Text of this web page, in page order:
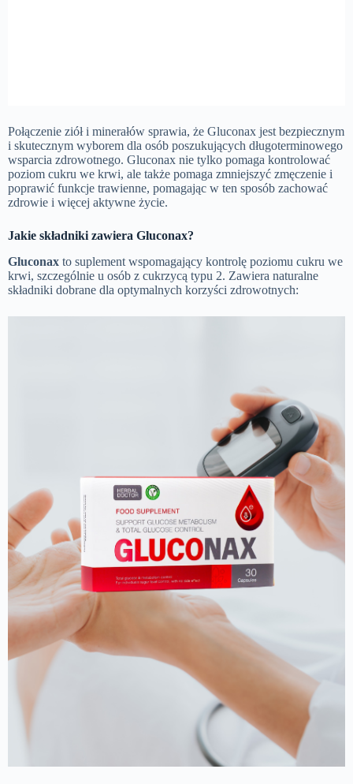
Połączenie ziół i minerałów sprawia, że ​​Gluconax jest bezpiecznym
i skutecznym wyborem dla osób poszukujących długoterminowego
wsparcia zdrowotnego. Gluconax nie tylko pomaga kontrolować
poziom cukru we krwi, ale także pomaga zmniejszyć zmęczenie i
poprawić funkcje trawienne, pomagając w ten sposób zachować
zdrowie i więcej aktywne życie.
Jakie składniki zawiera Gluconax?
Gluconax to suplement wspomagający kontrolę poziomu cukru we
krwi, szczególnie u osób z cukrzycą typu 2. Zawiera naturalne
składniki dobrane dla optymalnych korzyści zdrowotnych: